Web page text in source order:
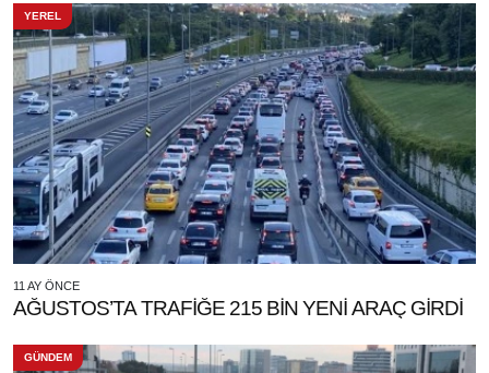
YEREL
11 AY ÖNCE
AĞUSTOS’TA TRAFİĞE 215 BİN YENİ ARAÇ GİRDİ
GÜNDEM